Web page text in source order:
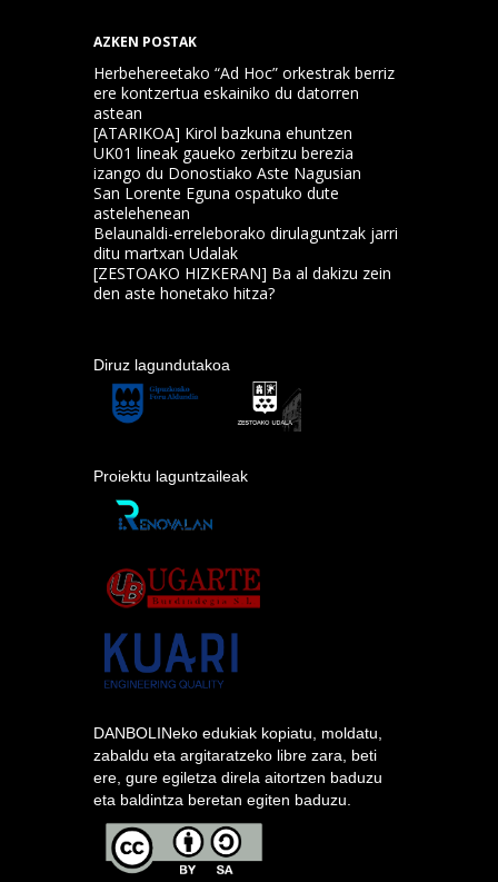
AZKEN POSTAK
Herbehereetako “Ad Hoc” orkestrak berriz
ere kontzertua eskainiko du datorren
astean
[ATARIKOA] Kirol bazkuna ehuntzen
UK01 lineak gaueko zerbitzu berezia
izango du Donostiako Aste Nagusian
San Lorente Eguna ospatuko dute
astelehenean
Belaunaldi-erreleborako dirulaguntzak jarri
ditu martxan Udalak
[ZESTOAKO HIZKERAN] Ba al dakizu zein
den aste honetako hitza?
Diruz lagundutakoa
Proiektu laguntzaileak
DANBOLINeko edukiak kopiatu, moldatu,
zabaldu eta argitaratzeko libre zara, beti
ere, gure egiletza direla aitortzen baduzu
eta baldintza beretan egiten baduzu.